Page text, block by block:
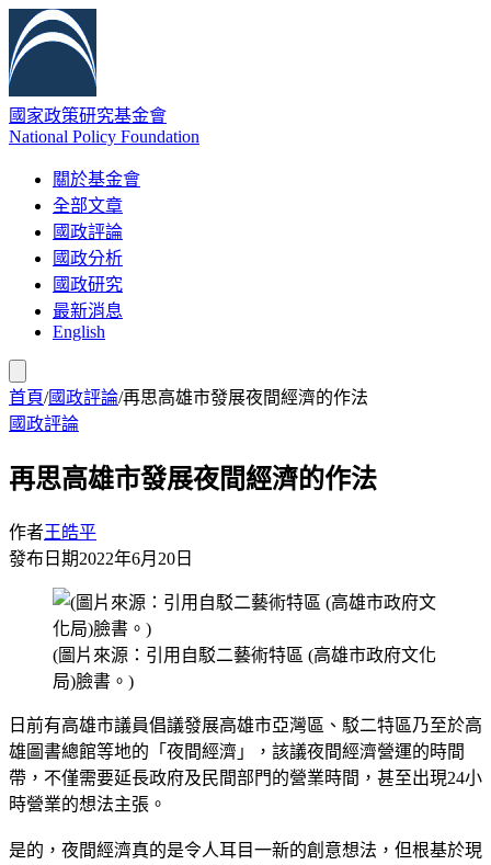
國家政策研究基金會
National Policy Foundation
關於基金會
全部文章
國政評論
國政分析
國政研究
最新消息
English
首頁/國政評論/再思高雄市發展夜間經濟的作法
國政評論
再思高雄市發展夜間經濟的作法
作者王皓平
發布日期2022年6月20日
(圖片來源：引用自駁二藝術特區 (高雄市政府文化
局)臉書。)
日前有高雄市議員倡議發展高雄市亞灣區、駁二特區乃至於高
雄圖書總館等地的「夜間經濟」，該議夜間經濟營運的時間
帶，不僅需要延長政府及民間部門的營業時間，甚至出現24小
時營業的想法主張。
是的，夜間經濟真的是令人耳目一新的創意想法，但根基於現